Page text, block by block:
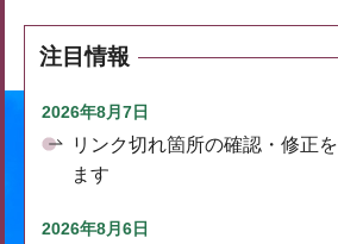
注目情報
2026年8月7日
リンク切れ箇所の確認・修正
ます
2026年8月6日